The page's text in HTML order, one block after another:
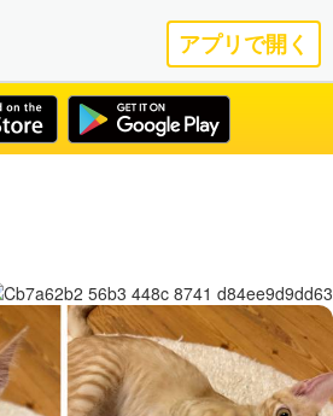
アプリで開く